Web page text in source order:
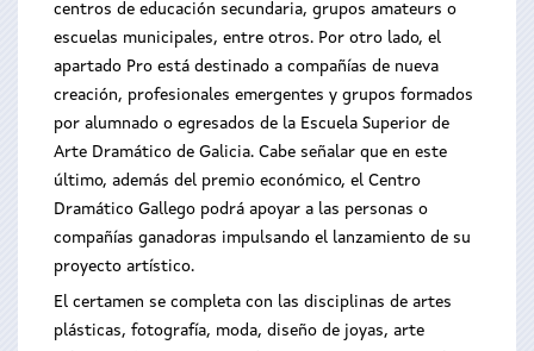
centros de educación secundaria, grupos amateurs o
escuelas municipales, entre otros. Por otro lado, el
apartado Pro está destinado a compañías de nueva
creación, profesionales emergentes y grupos formados
por alumnado o egresados de la Escuela Superior de
Arte Dramático de Galicia. Cabe señalar que en este
último, además del premio económico, el Centro
Dramático Gallego podrá apoyar a las personas o
compañías ganadoras impulsando el lanzamiento de su
proyecto artístico.
El certamen se completa con las disciplinas de artes
plásticas, fotografía, moda, diseño de joyas, arte